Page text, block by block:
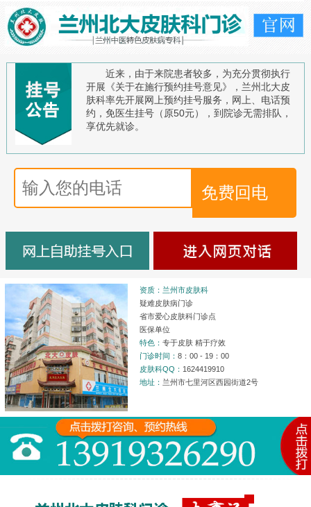
近来，由于来院患者较多，为充分贯彻执行
开展《关于在施行预约挂号意见》，兰州北大皮
肤科率先开展网上预约挂号服务，网上、电话预
约，免医生挂号（原50元），到院诊无需排队，
享优先就诊。
资质：兰州市皮肤科
疑难皮肤病门诊
省市爱心皮肤科门诊点
医保单位
特色：专于皮肤 精于疗效
门诊时间：8：00 - 19：00
皮肤科QQ： 1624419910
地址： 兰州市七里河区西园街道2号